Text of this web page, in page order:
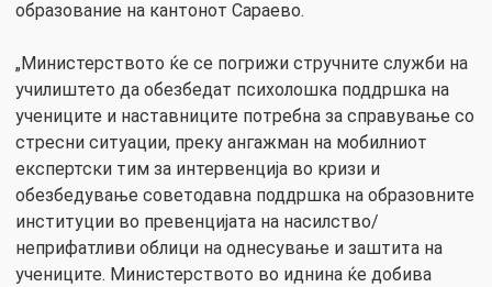
образование на кантонот Сараево.
„Министерството ќе се погрижи стручните служби на
училиштето да обезбедат психолошка поддршка на
учениците и наставниците потребна за справување со
стресни ситуации, преку ангажман на мобилниот
експертски тим за интервенција во кризи и
обезбедување советодавна поддршка на образовните
институции во превенцијата на насилство/
неприфатливи облици на однесување и заштита на
учениците. Министерството во иднина ќе добива